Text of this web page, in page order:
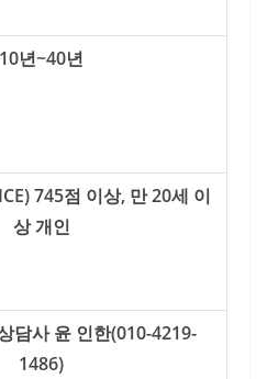
10년~40년
745점 이상, 만 20세 이
상 개인
담사 윤 인한(010-4219-
1486)​